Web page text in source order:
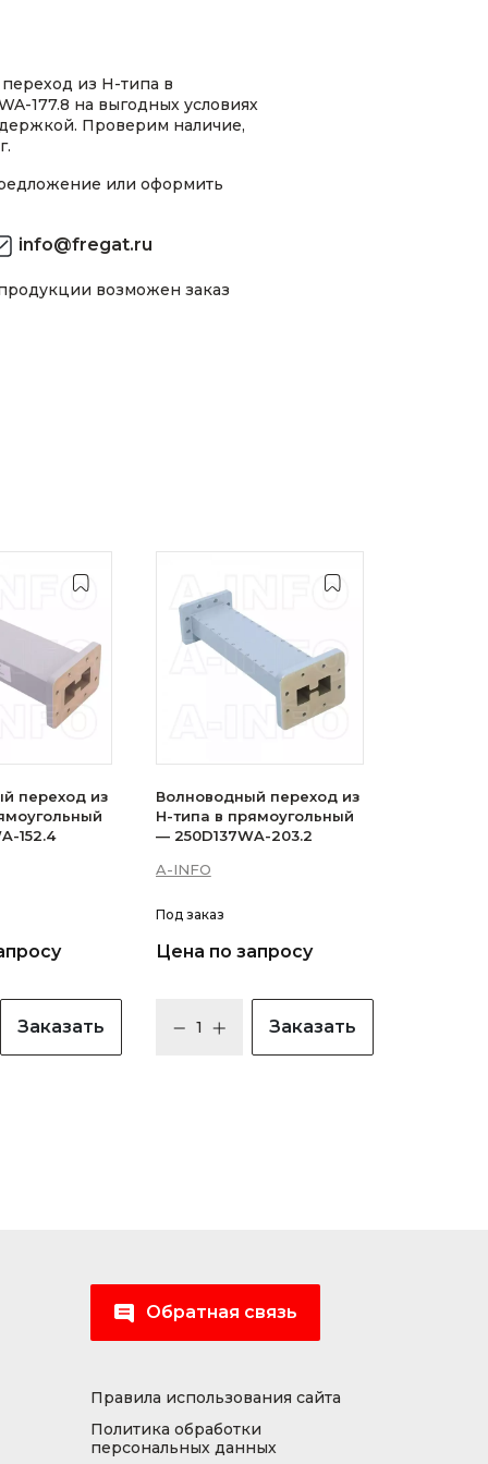
из H-типа в
177.8 на выгодных условиях
Проверим наличие,
или оформить
info@fregat.ru
возможен заказ
переход из
152.4
Заказать
Волноводный переход из
H-типа в прямоугольный
— 250D137WA-203.2
A-INFO
Под заказ
Цена по запросу
Заказать
Обратная связь
Правила использования сайта
Политика обработки
персональных данных